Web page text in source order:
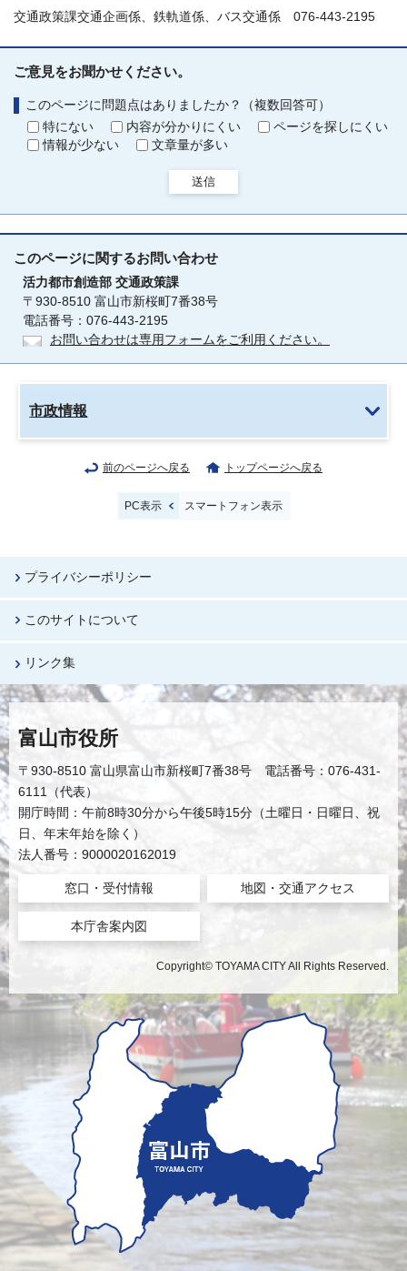
交通政策課交通企画係、鉄軌道係、バス交通係 076-443-2195
ご意見をお聞かせください。
このページに問題点はありましたか？（複数回答可）
特にない
内容が分かりにくい
ページを探しにくい
情報が少ない
文章量が多い
送信
このページに関するお問い合わせ
活力都市創造部 交通政策課
〒930-8510 富山市新桜町7番38号
電話番号：076-443-2195
お問い合わせは専用フォームをご利用ください。
市政情報
前のページへ戻る トップページへ戻る
PC表示 スマートフォン表示
プライバシーポリシー
このサイトについて
リンク集
富山市役所
〒930-8510 富山県富山市新桜町7番38号 電話番号：076-431-
6111（代表）
開庁時間：午前8時30分から午後5時15分（土曜日・日曜日、祝
日、年末年始を除く）
法人番号：9000020162019
窓口・受付情報 地図・交通アクセス
本庁舎案内図
Copyright© TOYAMA CITY All Rights Reserved.